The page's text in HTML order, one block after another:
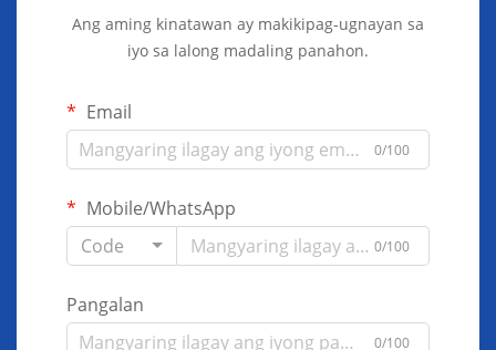
Ang aming kinatawan ay makikipag-ugnayan sa
iyo sa lalong madaling panahon.
Email
0/100
Mobile/WhatsApp
Code
0/100
Pangalan
0/100